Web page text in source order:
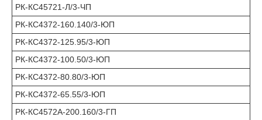
РК-КС45721-Л/3-ЧП
РК-КС4372-160.140/3-ЮП
РК-КС4372-125.95/3-ЮП
РК-КС4372-100.50/3-ЮП
РК-КС4372-80.80/3-ЮП
РК-КС4372-65.55/3-ЮП
РК-КС4572А-200.160/3-ГП